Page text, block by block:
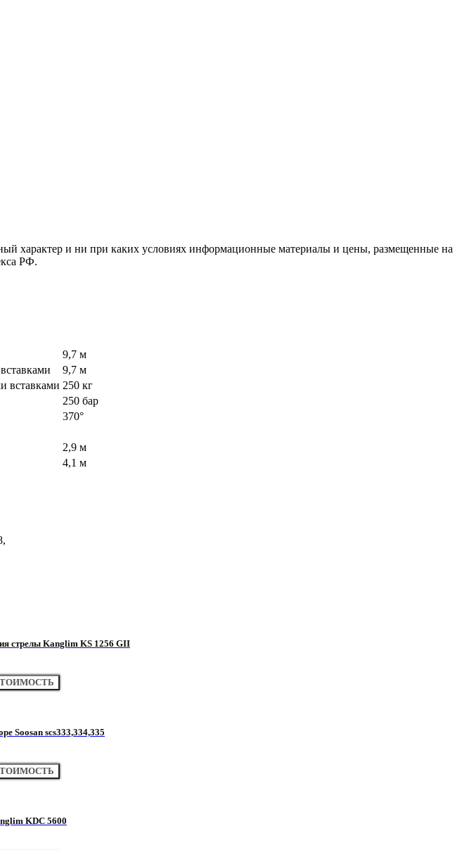
характер и ни при каких условиях информационные материалы и цены, размещенные на
РФ.
9,7 м
9,7 м
вставками 250 кг
250 бар
370°
2,9 м
4,1 м
стрелы Kanglim KS 1256 GII
Soosan scs333,334,335
KDC 5600